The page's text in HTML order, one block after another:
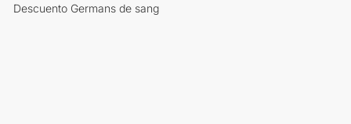
Descuento Germans de sang